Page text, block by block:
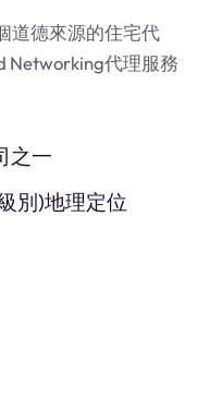
道德來源的住宅代
Networking代理服務
之一
別)地理定位